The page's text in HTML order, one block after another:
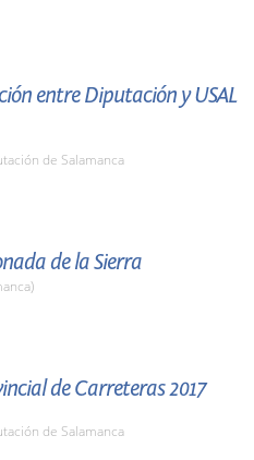
entre Diputación y USAL
de Salamanca
de la Sierra
de Carreteras 2017
de Salamanca